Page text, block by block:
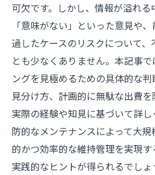
可欠です。しかし、情報が溢れる
「意味がない」といった意見や
過したケースのリスクについて
とも少なくありません。本記事
ングを見極めるための具体的な
見分け方、計画的に無駄な出費を
実際の経験や知見に基づいて詳
防的なメンテナンスによって大
的かつ効率的な維持管理を実現
実践的なヒントが得られるでしょ